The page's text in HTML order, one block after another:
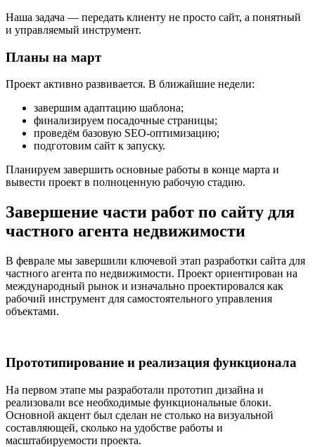
Наша задача — передать клиенту не просто сайт, а понятный
и управляемый инструмент.
Планы на март
Проект активно развивается. В ближайшие недели:
завершим адаптацию шаблона;
финализируем посадочные страницы;
проведём базовую SEO-оптимизацию;
подготовим сайт к запуску.
Планируем завершить основные работы в конце марта и
вывести проект в полноценную рабочую стадию.
Завершение части работ по сайту для
частного агента недвижимости
В феврале мы завершили ключевой этап разработки сайта для
частного агента по недвижимости. Проект ориентирован на
международный рынок и изначально проектировался как
рабочий инструмент для самостоятельного управления
объектами.
Прототипирование и реализация функционала
На первом этапе мы разработали прототип дизайна и
реализовали все необходимые функциональные блоки.
Основной акцент был сделан не столько на визуальной
составляющей, сколько на удобстве работы и
масштабируемости проекта.